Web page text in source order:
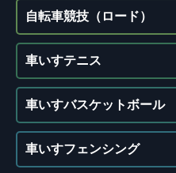
自転車競技（ロード）
車いすテニス
車いすバスケットボール
車いすフェンシング